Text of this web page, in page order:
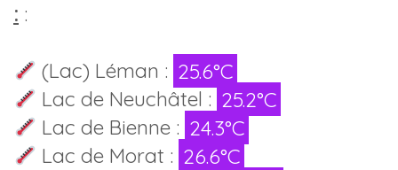
: :
(Lac) Léman : 25.6°C
Lac de Neuchâtel : 25.2°C
Lac de Bienne : 24.3°C
Lac de Morat : 26.6°C